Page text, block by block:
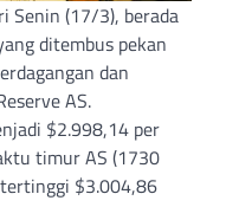
Senin (17/3), berada
ditembus pekan
dan
AS.
$2.998,14 per
timur AS (1730
$3.004,86